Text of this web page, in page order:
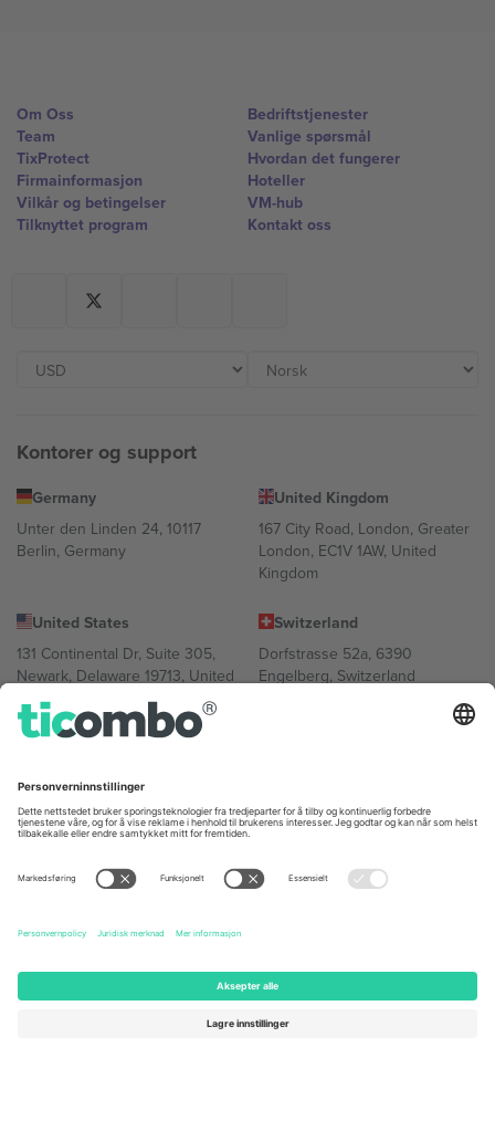
Om Oss
Team
TixProtect
Firmainformasjon
Vilkår og betingelser
Tilknyttet program
Bedriftstjenester
Vanlige spørsmål
Hvordan det fungerer
Hoteller
VM-hub
Kontakt oss
Kontorer og support
Germany
Unter den Linden 24, 10117
Berlin, Germany
United Kingdom
167 City Road, London, Greater
London, EC1V 1AW, United
Kingdom
United States
131 Continental Dr, Suite 305,
Newark, Delaware 19713, United
States
Switzerland
Dorfstrasse 52a, 6390
Engelberg, Switzerland
Regus Sofia City West, bul
Totleben 53-55, 1606 Sofia,
Bulgaria
United Arab Emirates
Mexico
Norte, Cuauhtémoc, 06700
Mexico
sted, begivenhet og/eller domene. For detaljer, sjekk spesifikke